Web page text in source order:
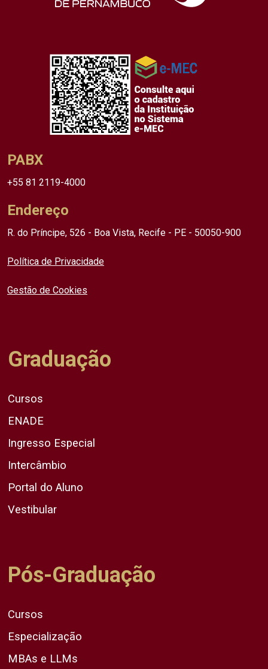
PABX
+55 81 2119-4000
Endereço
R. do Príncipe, 526 - Boa Vista, Recife - PE - 50050-900
Política de Privacidade
Gestão de Cookies
Graduação
Cursos
ENADE
Ingresso Especial
Intercâmbio
Portal do Aluno
Vestibular
Pós-Graduação
Cursos
Especialização
MBAs e LLMs